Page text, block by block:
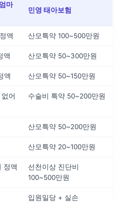
마
민영 태아보험
액 산모특약 100~500만원
액 산모특약 50~300만원
액 산모특약 50~150만원
어
수술비 특약 50~200만원
산모특약 50~200만원
산모특약 20~100만원
정액
선천이상 진단비
100~500만원
입원일당 + 실손